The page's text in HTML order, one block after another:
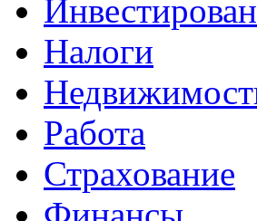
Налоги
Работа
Страхование